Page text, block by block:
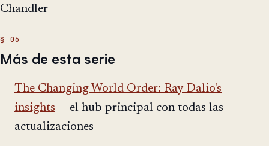
Chandler
Más de esta serie
The Changing World Order: Ray Dalio's
insights — el hub principal con todas las
actualizaciones